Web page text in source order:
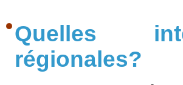
Quelles
régionales?